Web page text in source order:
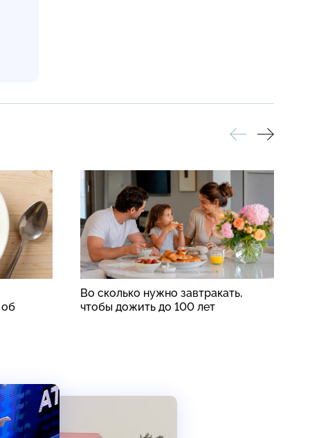
об
Во сколько нужно завтракать,
чтобы дожить до 100 лет